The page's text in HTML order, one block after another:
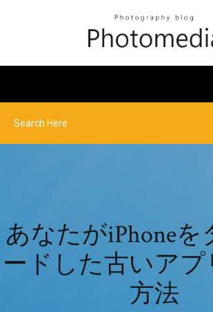
あなたがiPhoneを
ードした古いアプ
方法